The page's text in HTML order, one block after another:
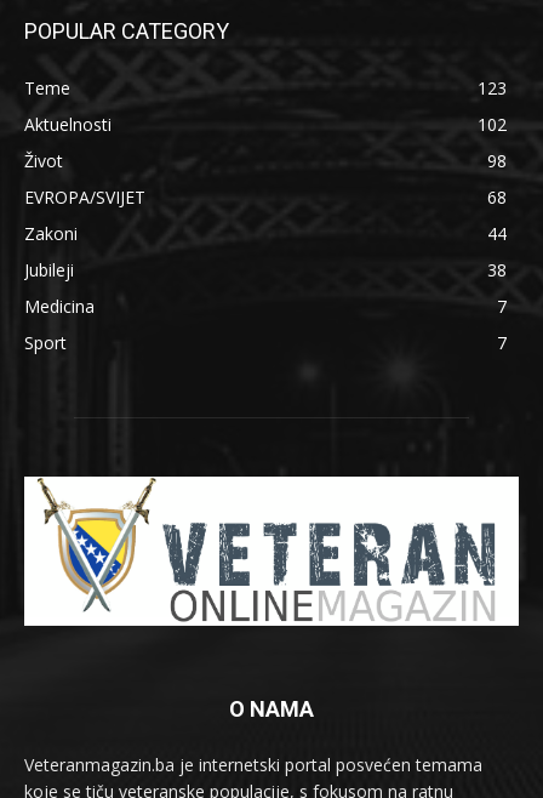
POPULAR CATEGORY
Teme
123
Aktuelnosti
102
Život
98
EVROPA/SVIJET
68
Zakoni
44
Jubileji
38
Medicina
7
Sport
7
O NAMA
Veteranmagazin.ba je internetski portal posvećen temama
koje se tiču veteranske populacije, s fokusom na ratnu